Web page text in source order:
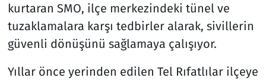
kurtaran SMO, ilçe merkezindeki tünel ve
tuzaklamalara karşı tedbirler alarak, sivillerin
güvenli dönüşünü sağlamaya çalışıyor.
Yıllar önce yerinden edilen Tel Rıfatlılar ilçeye